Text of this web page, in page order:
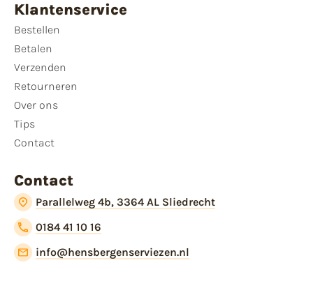
Klantenservice
Bestellen
Betalen
Verzenden
Retourneren
Over ons
Tips
Contact
Contact
Parallelweg 4b, 3364 AL Sliedrecht
0184 41 10 16
info@hensbergenserviezen.nl